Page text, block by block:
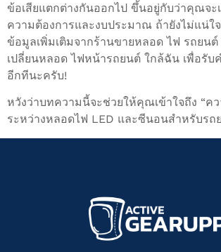
ข้อเสียแตกต่างกันออกไป ขึ้นอยู่กับว่าคุณจะ
ความต้องการและงบประมาณ ถ้ายังไม่แน่ใ
ข้อมูลเพิ่มเติมจากร้านขายหลอด ไฟ รถยน
เปลี่ยนหลอด ไฟหน้ารถยนต์ ใกล้ฉัน เพื่อรับ
อีกทีนะครับ!
หวังว่าบทความนี้จะช่วยให้คุณเข้าใจถึง “ค
ระหว่างหลอดไฟ LED และซีนอนสำหรับรถ